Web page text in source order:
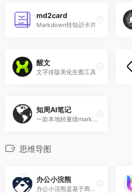
md2card
Markdown转知识卡片
醒文
文字排版美化生图工具
知周AI笔记
一款本地轻量级markdown AI笔记软件
思维导图
办公小浣熊
办公小浣熊是基于商汤大语言模型的原生数据分析产品，